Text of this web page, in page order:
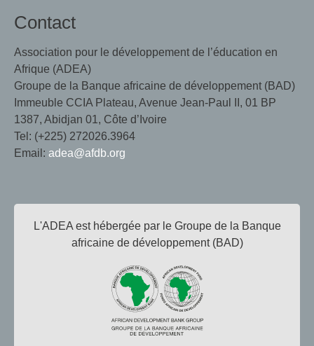
Contact
Association pour le développement de l’éducation en
Afrique (ADEA)
Groupe de la Banque africaine de développement (BAD)
Immeuble CCIA Plateau, Avenue Jean-Paul II, 01 BP
1387, Abidjan 01, Côte d’Ivoire
Tel: (+225) 272026.3964
Email: adea@afdb.org
L'ADEA est hébergée par le Groupe de la Banque
africaine de développement (BAD)